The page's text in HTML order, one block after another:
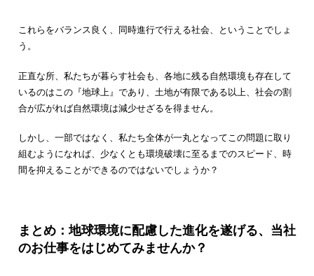
これらをバランス良く、同時進行で行える社会、ということでしょ
う。
正直な所、私たちが暮らす社会も、各地に残る自然環境も存在して
いるのはこの『地球上』であり、土地が有限である以上、社会の割
合が広がれば自然環境は減少せざるを得ません。
しかし、一部ではなく、私たち全体が一丸となってこの問題に取り
組むようになれば、少なくとも環境破壊に至るまでのスピード、時
間を抑えることができるのではないでしょうか？
まとめ：地球環境に配慮した進化を遂げる、当社
のお仕事をはじめてみませんか？